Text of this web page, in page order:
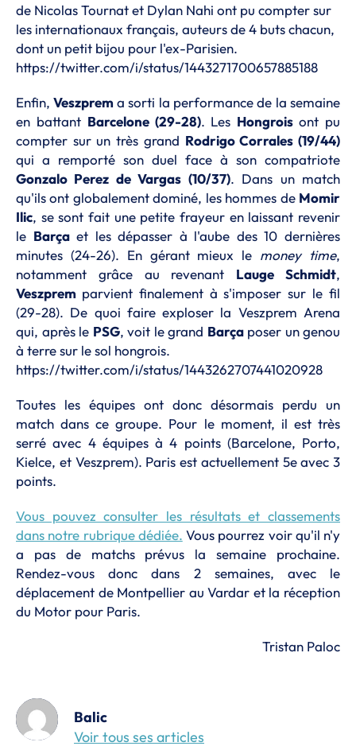
de Nicolas Tournat et Dylan Nahi ont pu compter sur
les internationaux français, auteurs de 4 buts chacun,
dont un petit bijou pour l'ex-Parisien.
https://twitter.com/i/status/1443271700657885188
Enfin,Veszprema sorti la performance de la semaine
en battant Barcelone (29-28). Les Hongroisont pu
compter sur un très grand Rodrigo Corrales (19/44)
qui a remporté son duel face à son compatriote
Gonzalo Perez de Vargas (10/37). Dans un match
qu'ils ont globalement dominé, les hommes de Momir
Ilic, se sont fait une petite frayeur en laissant revenir
le Barçaet les dépasser à l'aube des 10 dernières
minutes (24-26). En gérant mieux le money time,
notamment grâce au revenant Lauge Schmidt,
Veszprem parvient finalement à s'imposer sur le fil
(29-28). De quoi faire exploser la Veszprem Arena
qui, après le PSG, voit le grand Barçaposer un genou
à terre sur le sol hongrois.
https://twitter.com/i/status/1443262707441020928
Toutes les équipes ont donc désormais perdu un
match dans ce groupe. Pour le moment, il est très
serré avec 4 équipes à 4 points (Barcelone, Porto,
Kielce, et Veszprem). Paris est actuellement 5e avec 3
points.
Vous pouvez consulter les résultats et classements
dans notre rubrique dédiée. Vous pourrez voir qu'il n'y
a pas de matchs prévus la semaine prochaine.
Rendez-vous donc dans 2 semaines, avec le
déplacement de Montpellier au Vardar et la réception
du Motor pour Paris.
Tristan Paloc
Balic
Voir tous ses articles